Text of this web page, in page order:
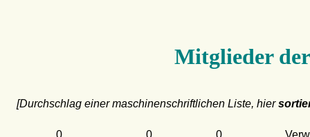
Mitglieder
[Durchschlag einer maschinenschriftlichen Liste, hier
0 0 0